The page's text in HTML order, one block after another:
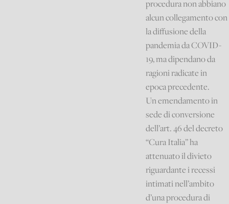
procedura non abbiano
alcun collegamento con
la diffusione della
pandemia da COVID-
19, ma dipendano da
ragioni radicate in
epoca precedente.
Un emendamento in
sede di conversione
dell’art. 46 del decreto
“Cura Italia” ha
attenuato il divieto
riguardante i recessi
intimati nell’ambito
d’una procedura di